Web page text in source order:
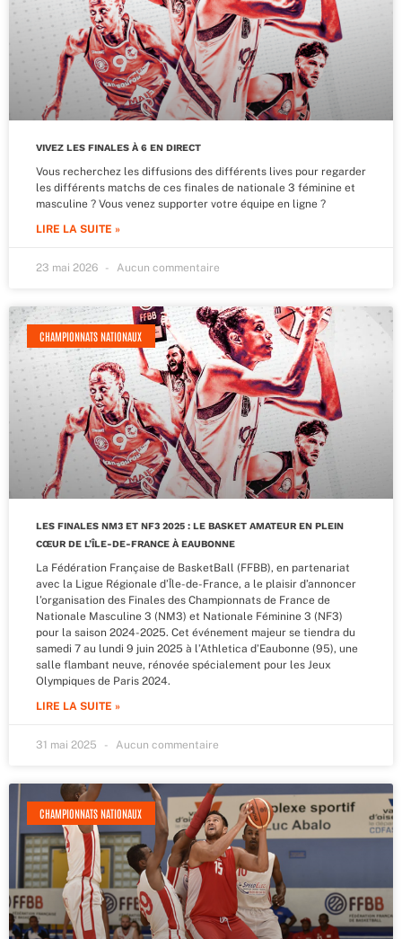
VIVEZ LES FINALES À 6 EN DIRECT
Vous recherchez les diffusions des différents lives pour regarder
les différents matchs de ces finales de nationale 3 féminine et
masculine ? Vous venez supporter votre équipe en ligne ?
LIRE LA SUITE »
23 mai 2026 Aucun commentaire
CHAMPIONNATS NATIONAUX
LES FINALES NM3 ET NF3 2025 : LE BASKET AMATEUR EN PLEIN
CŒUR DE L’ÎLE-DE-FRANCE À EAUBONNE
La Fédération Française de BasketBall (FFBB), en partenariat
avec la Ligue Régionale d’Île-de-France, a le plaisir d’annoncer
l’organisation des Finales des Championnats de France de
Nationale Masculine 3 (NM3) et Nationale Féminine 3 (NF3)
pour la saison 2024-2025. Cet événement majeur se tiendra du
samedi 7 au lundi 9 juin 2025 à l’Athletica d’Eaubonne (95), une
salle flambant neuve, rénovée spécialement pour les Jeux
Olympiques de Paris 2024.
LIRE LA SUITE »
31 mai 2025 Aucun commentaire
CHAMPIONNATS NATIONAUX